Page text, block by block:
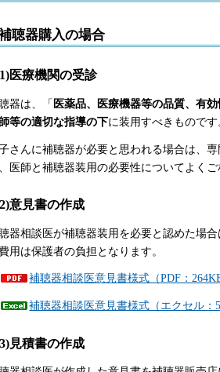
聴器購入の場合
医療機関の受診
器は、「 医薬品、医療機器等の品質、有
等の適切な指導の下に装用すべきものです
さんに補聴器が必要と思われる場合は、
医師と補聴器装用の必要性についてよくご
意見書の作成
器相談医が補聴器装用を必要と認めた場
用は保護者の負担となります。
補聴器相談医意見書様式（PDF：264KB
補聴器相談医意見書様式（エクセル：
見積書の作成